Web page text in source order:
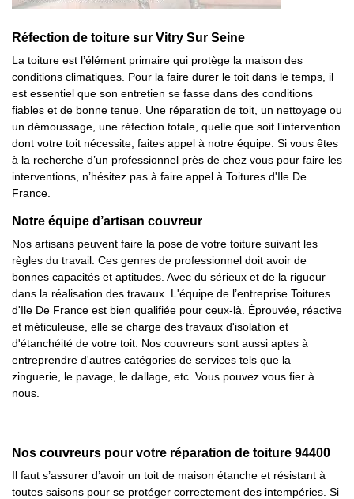
Réfection de toiture sur Vitry Sur Seine
La toiture est l’élément primaire qui protège la maison des
conditions climatiques. Pour la faire durer le toit dans le temps, il
est essentiel que son entretien se fasse dans des conditions
fiables et de bonne tenue. Une réparation de toit, un nettoyage ou
un démoussage, une réfection totale, quelle que soit l’intervention
dont votre toit nécessite, faites appel à notre équipe. Si vous êtes
à la recherche d’un professionnel près de chez vous pour faire les
interventions, n’hésitez pas à faire appel à Toitures d'Ile De
France.
Notre équipe d’artisan couvreur
Nos artisans peuvent faire la pose de votre toiture suivant les
règles du travail. Ces genres de professionnel doit avoir de
bonnes capacités et aptitudes. Avec du sérieux et de la rigueur
dans la réalisation des travaux. L'équipe de l’entreprise Toitures
d'Ile De France est bien qualifiée pour ceux-là. Éprouvée, réactive
et méticuleuse, elle se charge des travaux d'isolation et
d'étanchéité de votre toit. Nos couvreurs sont aussi aptes à
entreprendre d'autres catégories de services tels que la
zinguerie, le pavage, le dallage, etc. Vous pouvez vous fier à
nous.
Nos couvreurs pour votre réparation de toiture 94400
Il faut s’assurer d’avoir un toit de maison étanche et résistant à
toutes saisons pour se protéger correctement des intempéries. Si